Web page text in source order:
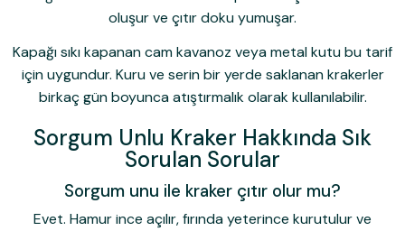
oluşur ve çıtır doku yumuşar.
Kapağı sıkı kapanan cam kavanoz veya metal kutu bu tarif
için uygundur. Kuru ve serin bir yerde saklanan krakerler
birkaç gün boyunca atıştırmalık olarak kullanılabilir.
Sorgum Unlu Kraker Hakkında Sık
Sorulan Sorular
Sorgum unu ile kraker çıtır olur mu?
Evet. Hamur ince açılır, fırında yeterince kurutulur ve